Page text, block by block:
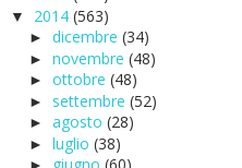
▼ 2014 (563)
► dicembre (34)
► novembre (48)
► ottobre (48)
► settembre (52)
► agosto (28)
► luglio (38)